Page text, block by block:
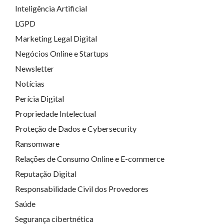
Inteligência Artificial
LGPD
Marketing Legal Digital
Negócios Online e Startups
Newsletter
Notícias
Perícia Digital
Propriedade Intelectual
Proteção de Dados e Cybersecurity
Ransomware
Relações de Consumo Online e E-commerce
Reputação Digital
Responsabilidade Civil dos Provedores
Saúde
Segurança cibertnética